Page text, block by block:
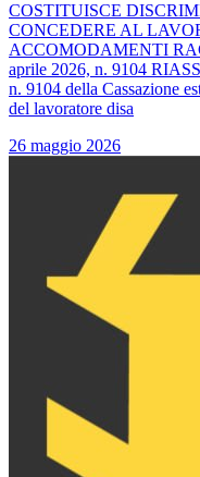
COSTITUISCE
CONCEDERE AL
ACCOMODAMENTI
aprile 2026, n. 9104
n. 9104 della Cassazione
del lavoratore disa
26 maggio 2026